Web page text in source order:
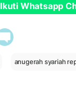
Ikuti Whatsapp
anugerah syariah